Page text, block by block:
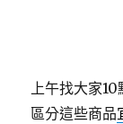
上午找大家
區分這些商品